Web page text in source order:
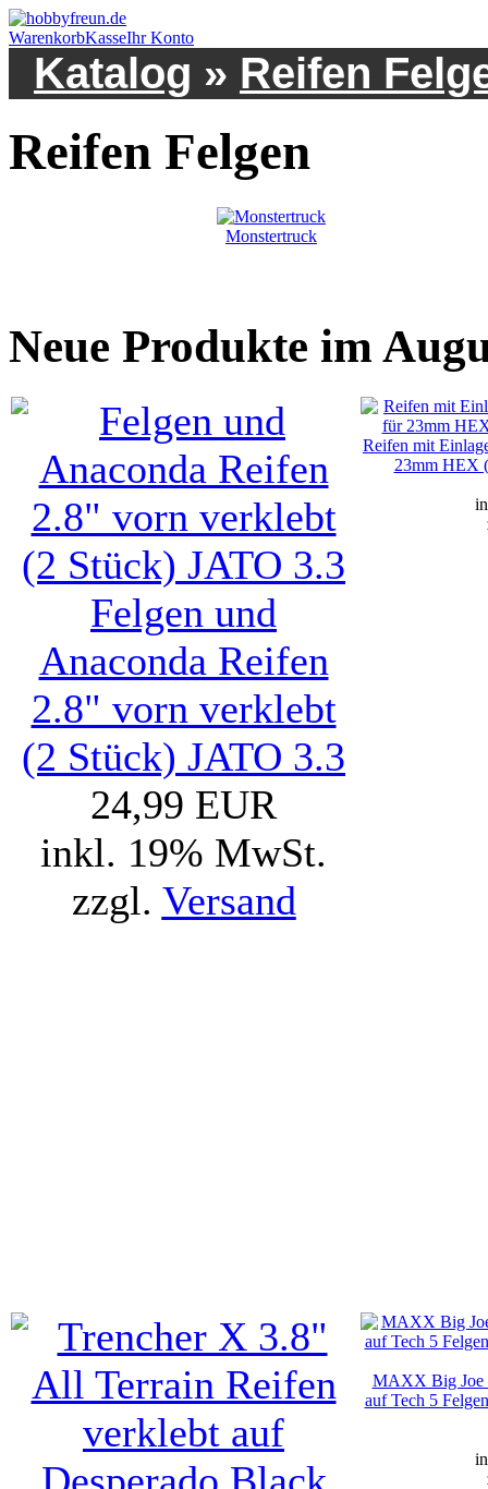
WarenkorbKasseIhr Konto
Katalog » Reifen
Reifen Felgen
Monstertruck
Neue Produkte im
Felgen und
Anaconda Reifen
2.8" vorn verklebt
(2 Stück) JATO 3.3
24,99 EUR
inkl. 19% MwSt.
zzgl. Versand
Reifen mit
23mm HEX
MAXX Big Joe
auf Tech 5